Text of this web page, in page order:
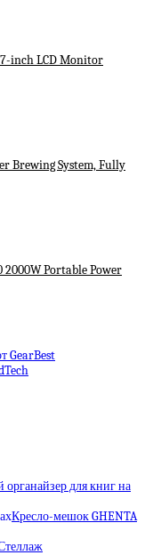
inch LCD Monitor
Brewing System, Fully
2000W Portable Power
GearBest
для книг на
Кресло-мешок GHENTA